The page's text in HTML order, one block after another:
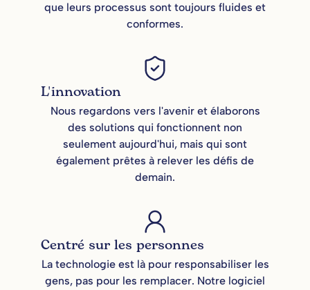
que leurs processus sont toujours fluides et
conformes.
L'innovation
Nous regardons vers l'avenir et élaborons
des solutions qui fonctionnent non
seulement aujourd'hui, mais qui sont
également prêtes à relever les défis de
demain.
Centré sur les personnes
La technologie est là pour responsabiliser les
gens, pas pour les remplacer. Notre logiciel